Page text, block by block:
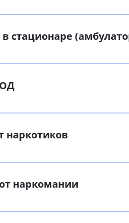
стационаре
наркотиков
наркомании